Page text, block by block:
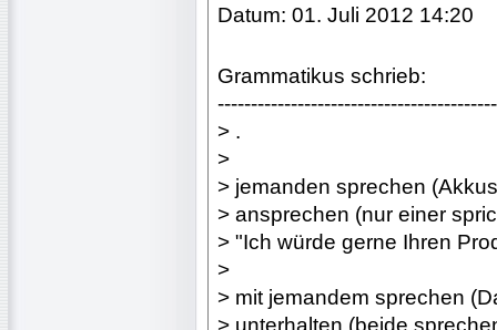
Datum: 01. Juli 2012 14:20
Grammatikus schrieb:
> .
>
> jemanden sprechen
> ansprechen (nur einer
> "Ich würde gerne Ihren
>
> mit jemandem sprechen
> unterhalten (beide